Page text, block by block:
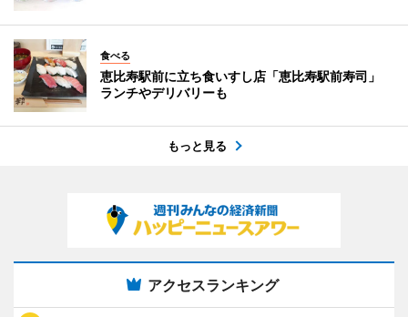
食べる
恵比寿駅前に立ち食いすし店「恵比寿駅前寿司」
ランチやデリバリーも
もっと見る
アクセスランキング